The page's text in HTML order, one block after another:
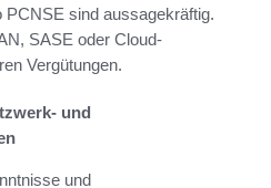
PCNSE sind aussagekräftig.
SASE oder Cloud-
Vergütungen.
und
und